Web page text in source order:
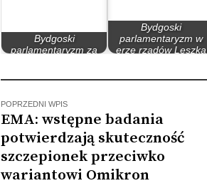
Bydgoski
parlamentaryzm za
Bydgoski
parlamentaryzm w
erze rządów Leszka
POPRZEDNI WPIS
EMA: wstępne badania
potwierdzają skuteczność
szczepionek przeciwko
wariantowi Omikron